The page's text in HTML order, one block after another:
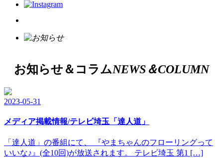
お知らせ＆コラムNEWS＆COLUMN
2023-05-31
メディア掲載情報/テレビ埼玉「達人道」
「達人道」の番組にて、 『やまちゃんのフローリングって
いいな♪』(全10回)が放送されます。 テレビ埼玉 第1 […]